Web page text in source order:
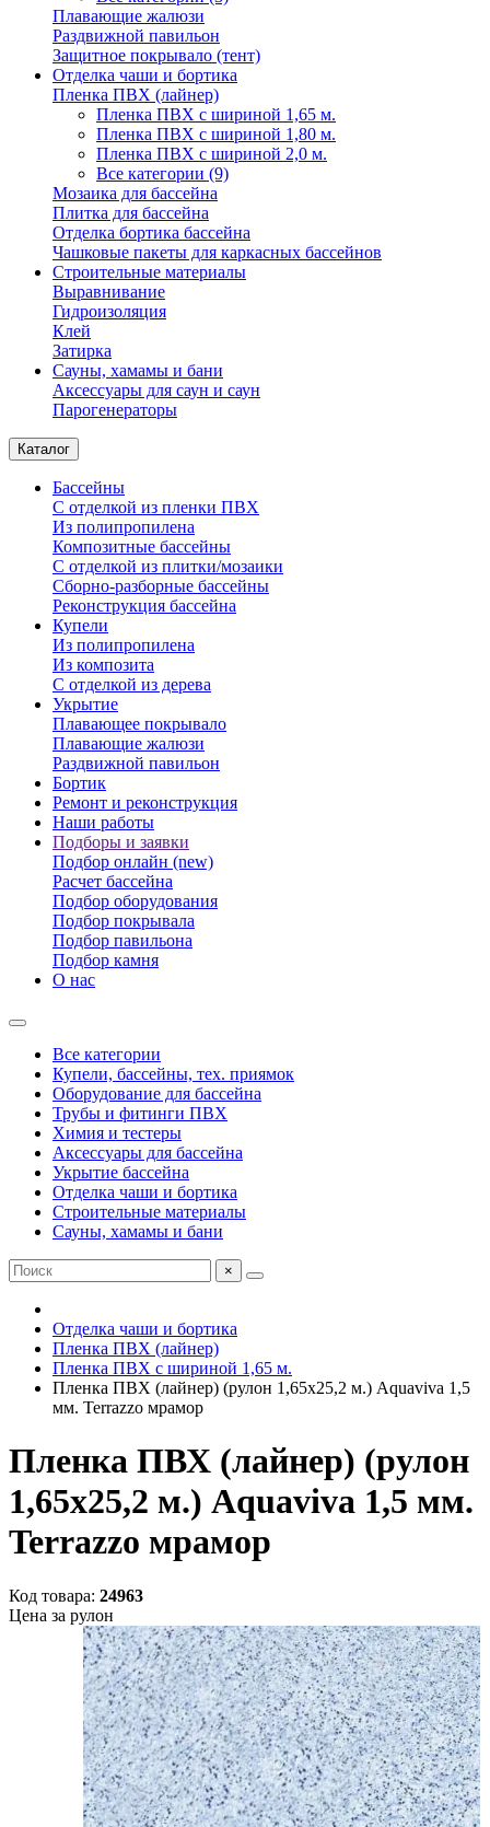
Плавающие жалюзи
Раздвижной павильон
Защитное покрывало (тент)
Отделка чаши и бортика
Пленка ПВХ (лайнер)
Пленка ПВХ с шириной 1,65 м.
Пленка ПВХ с шириной 1,80 м.
Пленка ПВХ с шириной 2,0 м.
Все категории (9)
Мозаика для бассейна
Плитка для бассейна
Отделка бортика бассейна
Чашковые пакеты для каркасных бассейнов
Строительные материалы
Выравнивание
Гидроизоляция
Клей
Затирка
Сауны, хамамы и бани
Аксессуары для саун и саун
Парогенераторы
Каталог
Бассейны
С отделкой из пленки ПВХ
Из полипропилена
Композитные бассейны
С отделкой из плитки/мозаики
Сборно-разборные бассейны
Реконструкция бассейна
Купели
Из полипропилена
Из композита
С отделкой из дерева
Укрытие
Плавающее покрывало
Плавающие жалюзи
Раздвижной павильон
Бортик
Ремонт и реконструкция
Наши работы
Подборы и заявки
Подбор онлайн (new)
Расчет бассейна
Подбор оборудования
Подбор покрывала
Подбор павильона
Подбор камня
О нас
Все категории
Купели, бассейны, тех. приямок
Оборудование для бассейна
Трубы и фитинги ПВХ
Химия и тестеры
Аксессуары для бассейна
Укрытие бассейна
Отделка чаши и бортика
Строительные материалы
Сауны, хамамы и бани
×
Отделка чаши и бортика
Пленка ПВХ (лайнер)
Пленка ПВХ с шириной 1,65 м.
Пленка ПВХ (лайнер) (рулон 1,65х25,2 м.) Aquaviva 1,5
мм. Terrazzo мрамор
Пленка ПВХ (лайнер) (рулон
1,65х25,2 м.) Aquaviva 1,5 мм.
Terrazzo мрамор
Код товара: 24963
Цена за рулон